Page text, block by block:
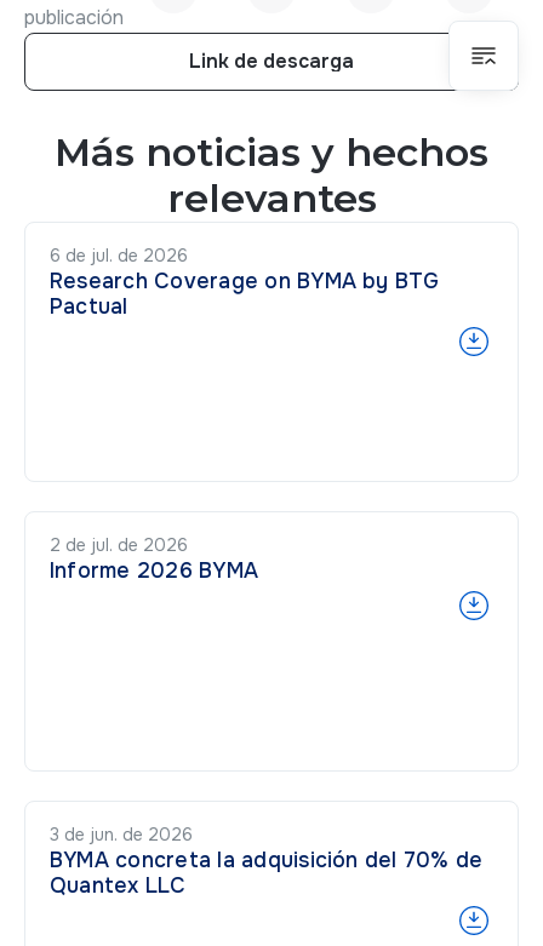
publicación
Link de descarga
Más noticias y hechos
relevantes
6 de jul. de 2026
Research Coverage on BYMA by BTG
Pactual
2 de jul. de 2026
Informe 2026 BYMA
3 de jun. de 2026
BYMA concreta la adquisición del 70% de
Quantex LLC